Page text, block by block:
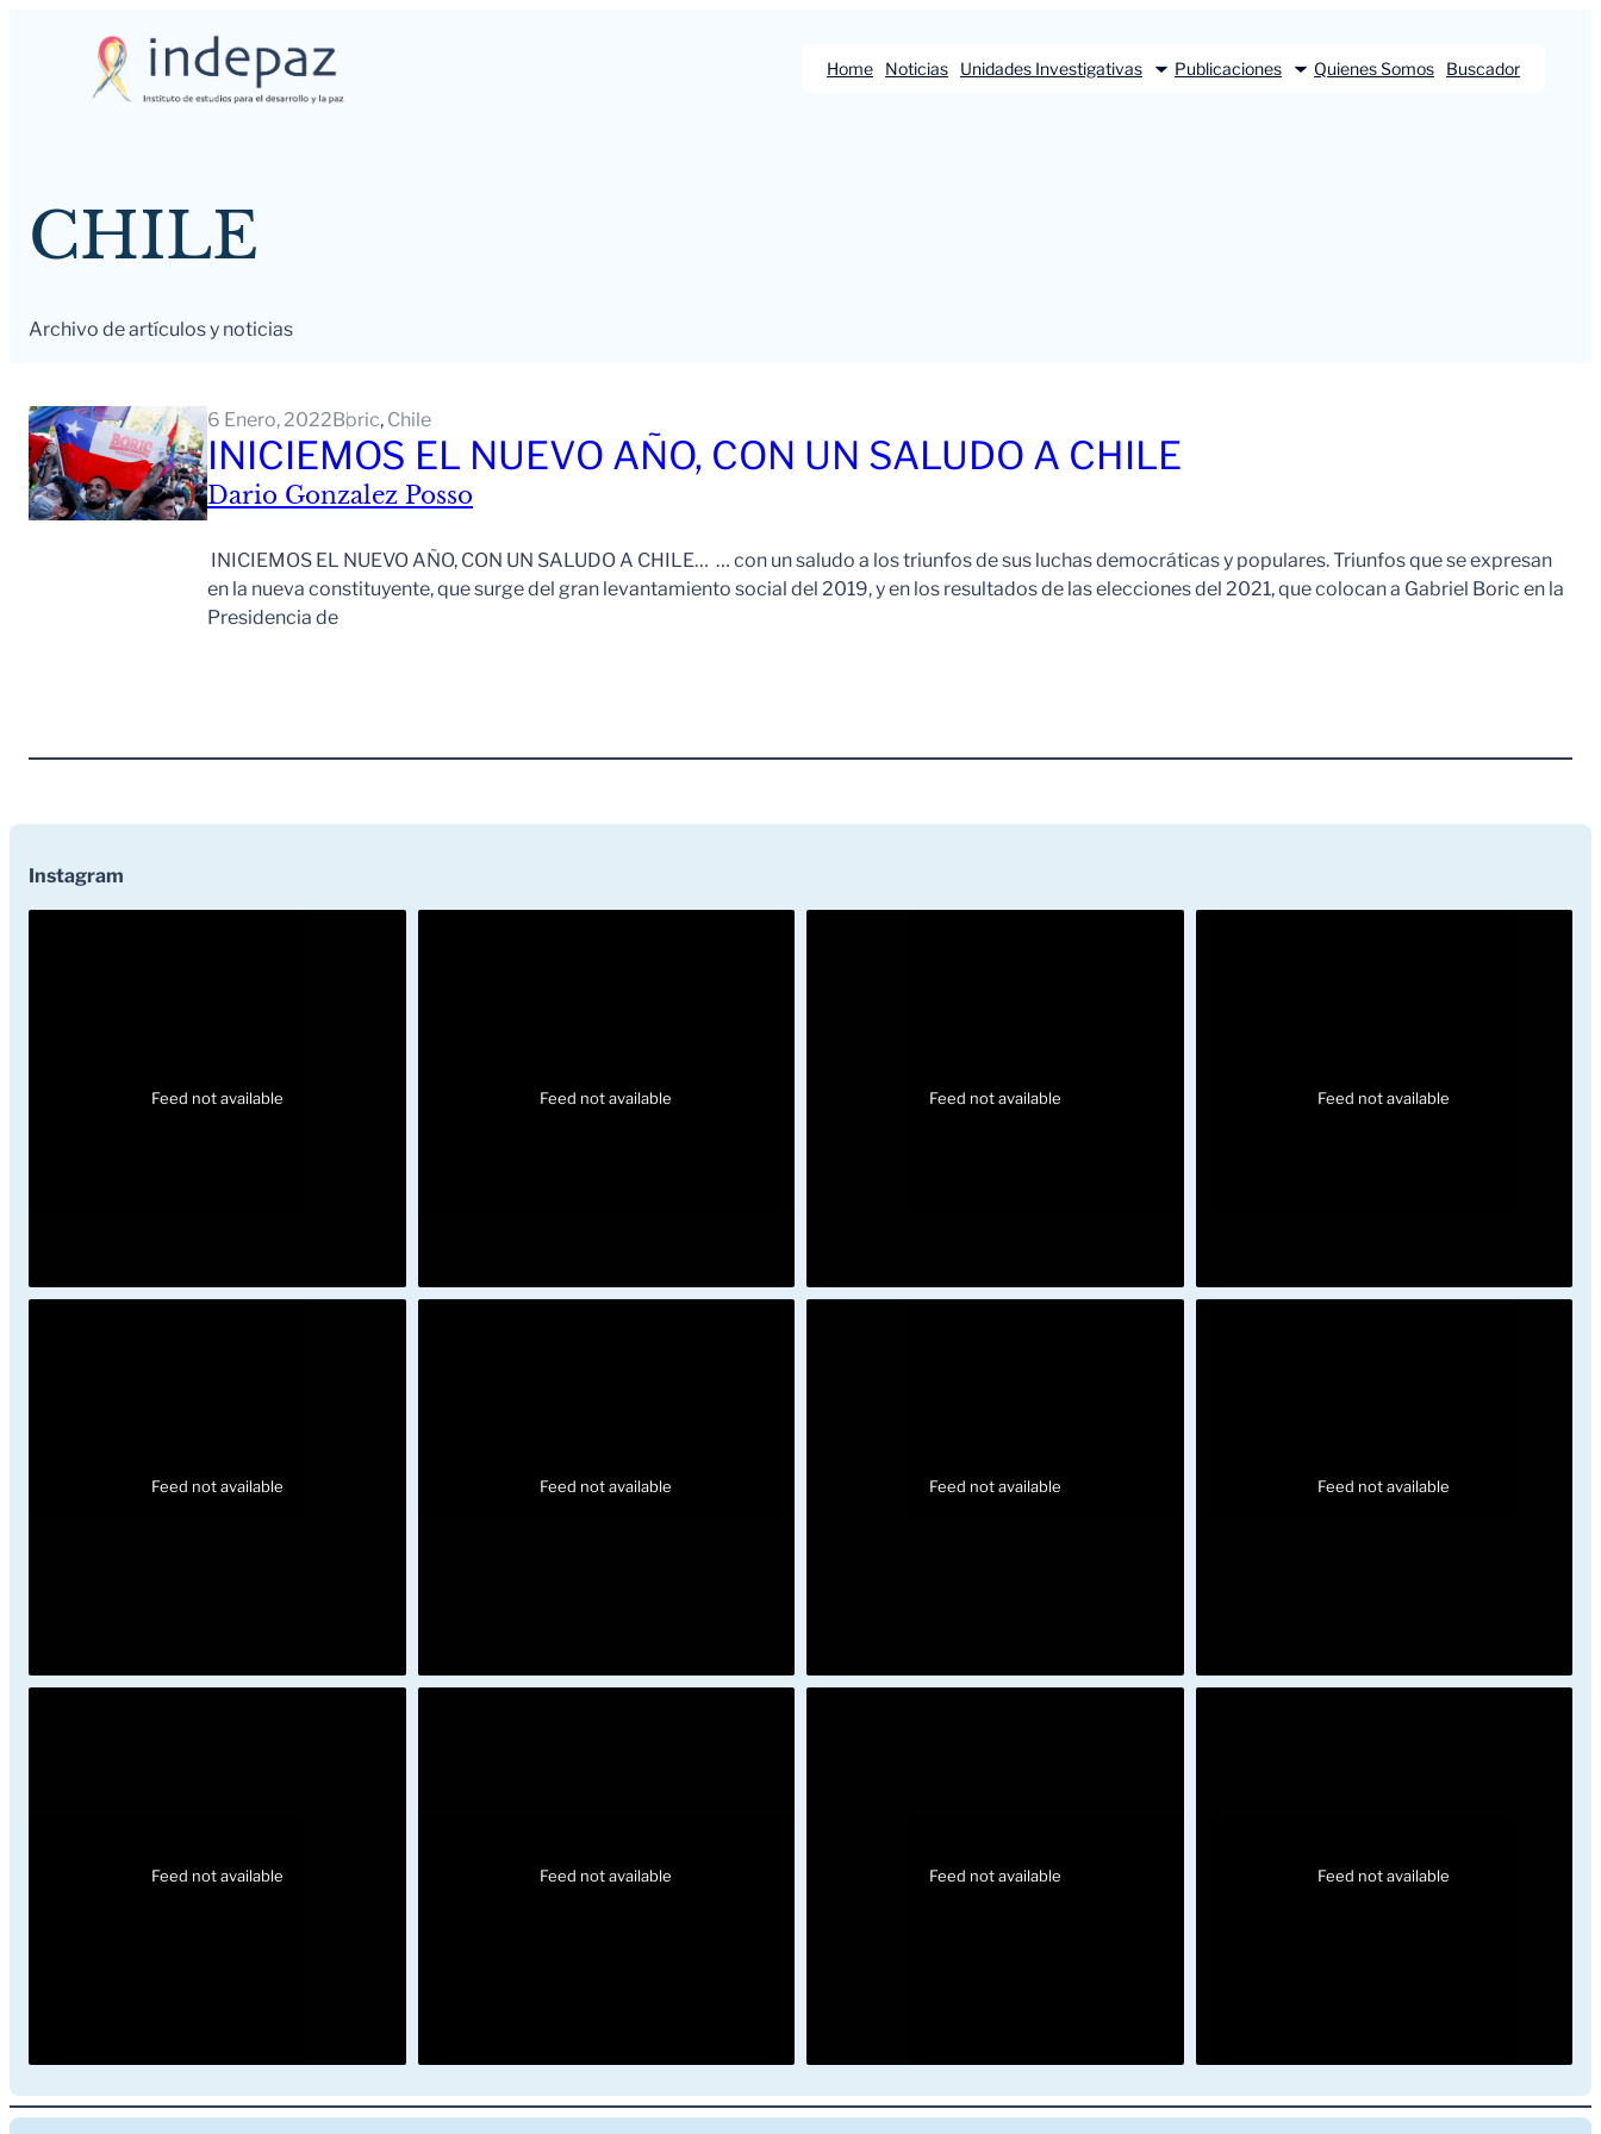
Home Noticias Unidades Investigativas Publicaciones Quienes Somos Buscador
CHILE
Archivo de artículos y noticias
6 Enero, 2022Boric, Chile
INICIEMOS EL NUEVO AÑO, CON UN SALUDO A CHILE
Dario Gonzalez Posso
INICIEMOS EL NUEVO AÑO, CON UN SALUDO A CHILE… … con un saludo a los triunfos de sus luchas democráticas y populares. Triunfos que se expresan
en la nueva constituyente, que surge del gran levantamiento social del 2019, y en los resultados de las elecciones del 2021, que colocan a Gabriel Boric en la
Presidencia de
Instagram
Feed not available Feed not available Feed not available Feed not available
Feed not available Feed not available Feed not available Feed not available
Feed not available Feed not available Feed not available Feed not available